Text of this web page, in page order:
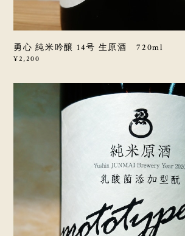
勇心 純米吟醸 14号 生原酒 720ml
¥2,200